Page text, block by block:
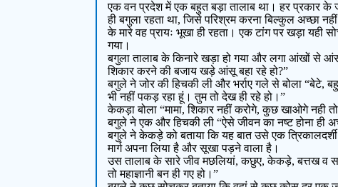
एक वन प्रदेश में एक बहुत बड़ा तालाब था। हर प्रकार के
ही बगुला रहता था, जिसे परिश्रम करना बिल्कुल
के मारे वह प्रायः भूखा ही रहता। एक टांग पर खड़ा यही
गया।
बगुला तालाब के किनारे खड़ा हो गया और लगा आंखों से
शिकार करने की बजाय खड़े आंसू बहा रहे हो?”
बगुले ने जोर की हिचकी ली और भर्राए गले से बोला “बेटे,
भी नहीं पकड़ रहा हूं। तुम तो देख ही रहे हो।”
केकड़ा बोला “मामा, शिकार नहीं करोगे, कुछ खाओगे नही
बगुले ने एक और हिचकी ली “ऐसे जीवन का नष्ट होना ही
बगुले ने केकड़े को बताया कि यह बात उसे एक
मार्ग अपना लिया है और सूखा पड़ने वाला है।
उस तालाब के सारे जीव मछलियां, कछुए, केकड़े, बत्तख व
तो महाज्ञानी बन ही गए हो।”